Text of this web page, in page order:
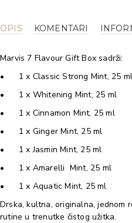
OPIS KOMENTARI
Marvis 7 Flavour Gift Box sadrži:
•
1 x Classic Strong Mint, 25 ml
•
1 x Whitening Mint, 25 ml
•
1 x Cinnamon Mint, 25 ml
•
1 x Ginger Mint, 25 ml
•
1 x Jasmin Mint, 25 ml
•
1 x Amarelli Mint, 25 ml
•
1 x Aquatic Mint, 25 ml
Drska, kultna, originalna, jednom
rutine u trenutke čistog užitka.